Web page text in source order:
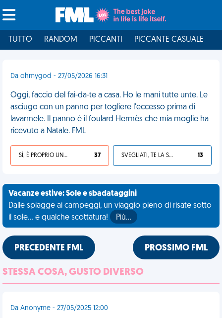
TUTTO RANDOM PICCANTI PICCANTE CASUALE
Da ohmygod - 27/05/2026 16:31
Oggi, faccio del fai-da-te a casa. Ho le mani tutte unte. Le
asciugo con un panno per togliere l'eccesso prima di
lavarmele. Il panno è il foulard Hermès che mia moglie ha
ricevuto a Natale. FML
SÌ, È PROPRIO UNA VDM! 37 SVEGLIATI, TE LA SEI CERCATA! 13
Vacanze estive: Sole e sbadataggini
Dalle spiagge ai campeggi, un viaggio pieno di risate sotto
il sole... e qualche scottatura!
Più…
PRECEDENTE FML PROSSIMO FML
STESSA COSA, GUSTO DIVERSO
Da Anonyme - 27/05/2025 12:00